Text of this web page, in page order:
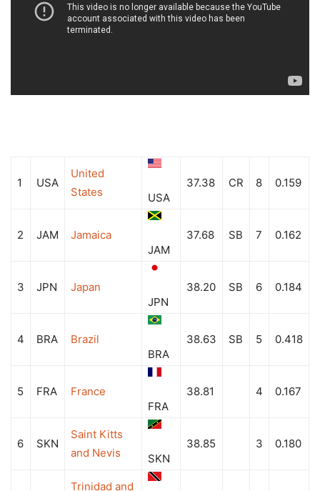
1 USA
United
States
USA
37.38 CR 8 0.159
2 JAM
Jamaica
JAM
37.68 SB 7 0.162
3 JPN
Japan
JPN
38.20 SB 6 0.184
4 BRA
Brazil
BRA
38.63 SB 5 0.418
5 FRA
France
FRA
38.81 4 0.167
6 SKN
Saint Kitts
and Nevis
SKN
38.85 3 0.180
Trinidad and